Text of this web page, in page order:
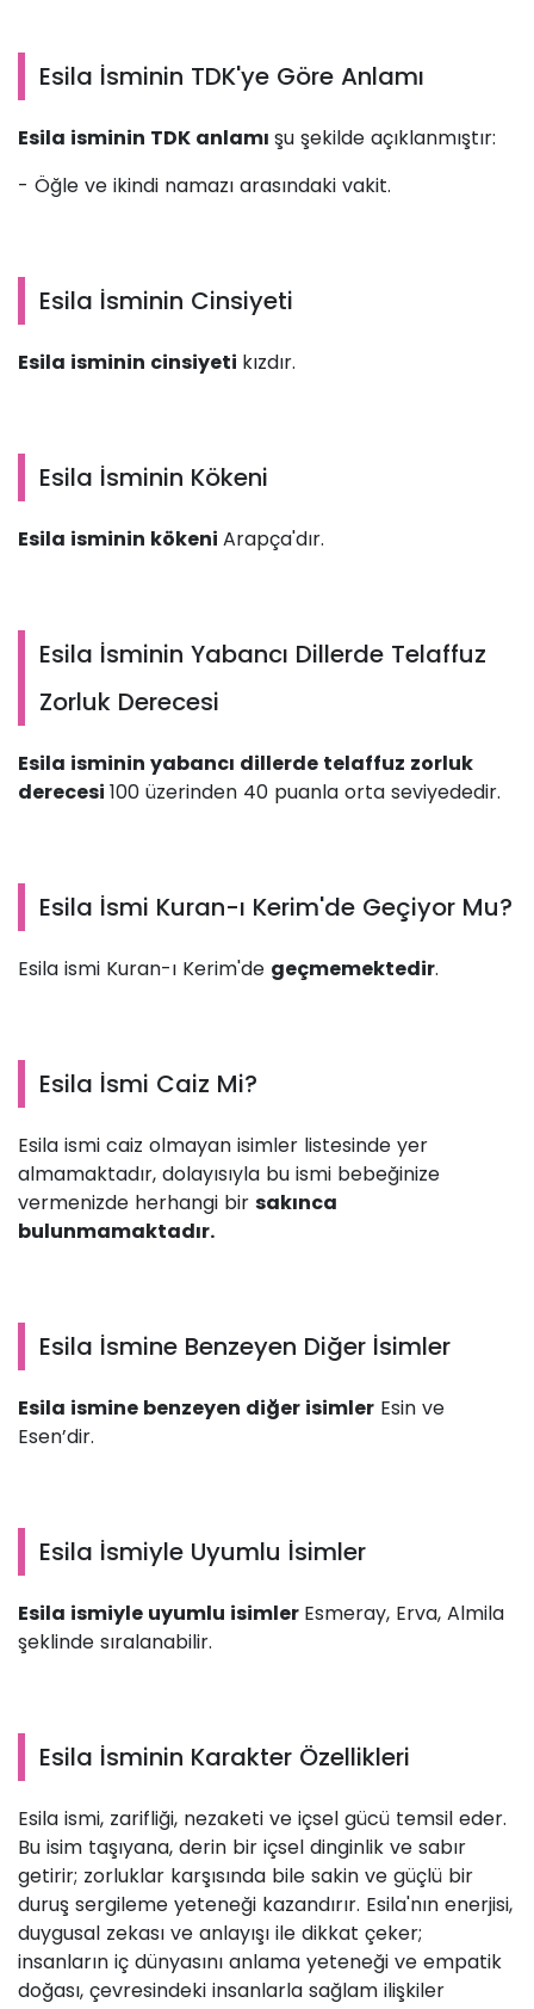
Esila İsminin TDK'ye Göre Anlamı
Esila isminin TDK anlamı şu şekilde açıklanmıştır:
- Öğle ve ikindi namazı arasındaki vakit.
Esila İsminin Cinsiyeti
Esila isminin cinsiyeti kızdır.
Esila İsminin Kökeni
Esila isminin kökeni Arapça'dır.
Esila İsminin Yabancı Dillerde Telaffuz
Zorluk Derecesi
Esila isminin yabancı dillerde telaffuz zorluk
derecesi 100 üzerinden 40 puanla orta seviyededir.
Esila İsmi Kuran-ı Kerim'de Geçiyor Mu?
Esila ismi Kuran-ı Kerim'de geçmemektedir.
Esila İsmi Caiz Mi?
Esila ismi caiz olmayan isimler listesinde yer
almamaktadır, dolayısıyla bu ismi bebeğinize
vermenizde herhangi bir sakınca
bulunmamaktadır.
Esila İsmine Benzeyen Diğer İsimler
Esila ismine benzeyen diğer isimler Esin ve
Esen’dir.
Esila İsmiyle Uyumlu İsimler
Esila ismiyle uyumlu isimler Esmeray, Erva, Almila
şeklinde sıralanabilir.
Esila İsminin Karakter Özellikleri
Esila ismi, zarifliği, nezaketi ve içsel gücü temsil eder.
Bu isim taşıyana, derin bir içsel dinginlik ve sabır
getirir; zorluklar karşısında bile sakin ve güçlü bir
duruş sergileme yeteneği kazandırır. Esila'nın enerjisi,
duygusal zekası ve anlayışı ile dikkat çeker;
insanların iç dünyasını anlama yeteneği ve empatik
doğası, çevresindeki insanlarla sağlam ilişkiler